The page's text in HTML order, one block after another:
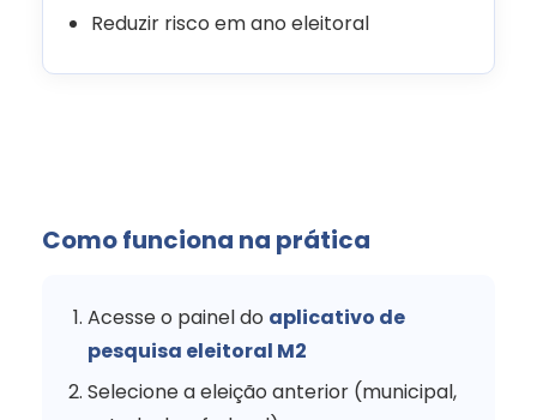
Reduzir risco em ano eleitoral
Como funciona na prática
Acesse o painel do aplicativo de
pesquisa eleitoral M2
Selecione a eleição anterior (municipal,